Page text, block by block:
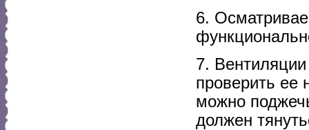
6.
7.
проверить ее
можно
должен